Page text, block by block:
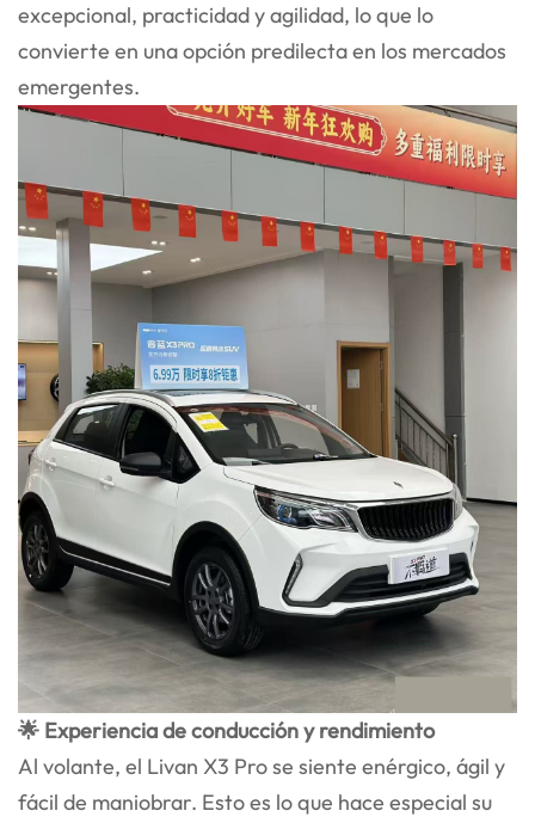
excepcional, practicidad y agilidad, lo que lo
convierte en una opción predilecta en los mercados
emergentes.
🌟 Experiencia de conducción y rendimiento
Al volante, el Livan X3 Pro se siente enérgico, ágil y
fácil de maniobrar. Esto es lo que hace especial su